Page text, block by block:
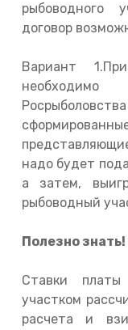
рыбоводного
договор
Вариант
надо будет
а затем,
рыбоводный
Полезно знать!
Ставки
участком
расчета и